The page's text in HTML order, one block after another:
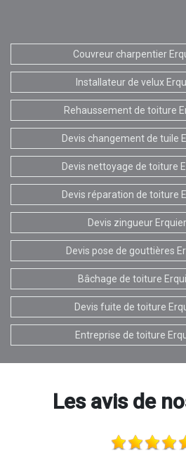
Couvreur charpentier
Installateur de velux
Rehaussement de toiture
Devis changement de tuile
Devis nettoyage de toiture
Devis réparation de toiture
Devis zingueur
Devis pose de gouttières
Bâchage de toiture
Devis fuite de toiture
Entreprise de toiture
Les avis de